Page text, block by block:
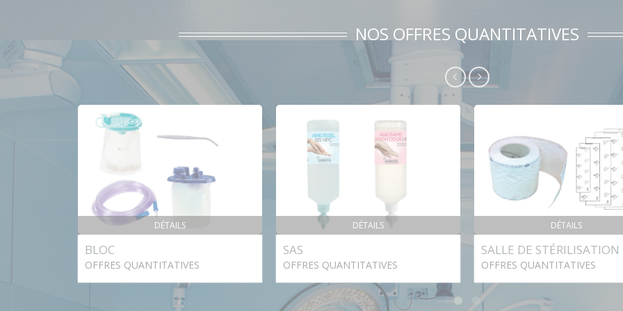
NOS OFFRES QUANTITATIVES
DÉTAILS
BLOC
OFFRES QUANTITATIVES
DÉTAILS
SAS
OFFRES QUANTITATIVES
DÉTAILS
SALLE DE STÉRILISATION
OFFRES QUANTITATIVES